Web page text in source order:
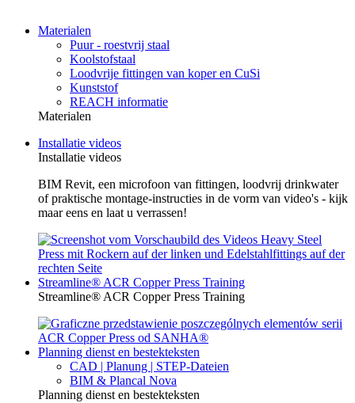
Materialen
Puur - roestvrij staal
Koolstofstaal
Loodvrije fittingen van koper en CuSi
Kunststof
REACH informatie
Materialen
Installatie videos
Installatie videos
BIM Revit, een microfoon van fittingen, loodvrij drinkwater
of praktische montage-instructies in de vorm van video's - kijk
maar eens en laat u verrassen!
Streamline® ACR Copper Press Training
Streamline® ACR Copper Press Training
Planning dienst en bestekteksten
CAD | Planung | STEP-Dateien
BIM & Plancal Nova
Planning dienst en bestekteksten